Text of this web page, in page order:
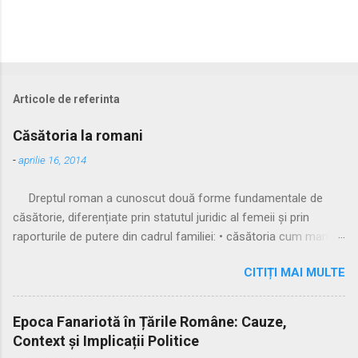
Articole de referinta
Căsătoria la romani
-aprilie 16, 2014
Dreptul roman a cunoscut două forme fundamentale de
căsătorie, diferențiate prin statutul juridic al femeii și prin
raporturile de putere din cadrul familiei: • căsătoria cum manus
și practicată a fost căsătoria cu manus, prin care femeia
trecea sub autoritatea soțului, devenind parte a familiei
acestuia. Spre sfârșitul Republicii, tot mai multe femei au
început să evite această subordonare, trăind în uniuni
nelegitime. Pentru a limita fenomenul, romanii au recunoscut și
CITIȚI MAI MULTE
Epoca Fanariotă în Țările Române: Cauze,
Context și Implicații Politice